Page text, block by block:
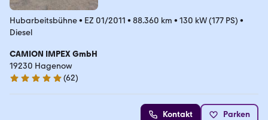
Hubarbeitsbühne• EZ 01/2011 • 88.360 km • 130 kW (177 PS) •
Diesel
CAMION IMPEX GmbH
19230 Hagenow
5 Sterne
(62)
Kontakt Parken